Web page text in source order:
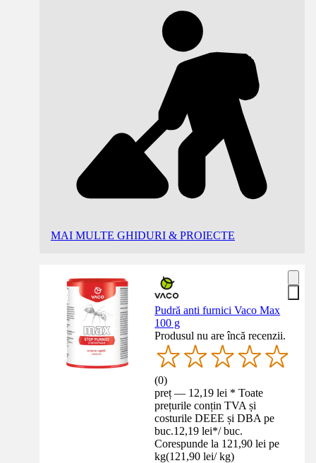
MAI MULTE GHIDURI & PROIECTE
Pudră anti furnici Vaco Max
100 g
Produsul nu are încă recenzii.
(0)
preț — 12,19 lei * Toate
prețurile conțin TVA și
costurile DEEE și DBA pe
buc.12,19 lei*/ buc.
Corespunde la 121,90 lei pe
kg(121,90 lei/ kg)